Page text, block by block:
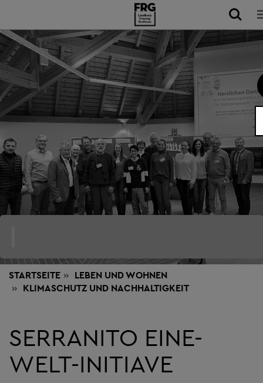
STARTSEITE LEBEN UND WOHNEN
KLIMASCHUTZ UND NACHHALTIGKEIT
SERRANITO EINE-
WELT-INITIAVE